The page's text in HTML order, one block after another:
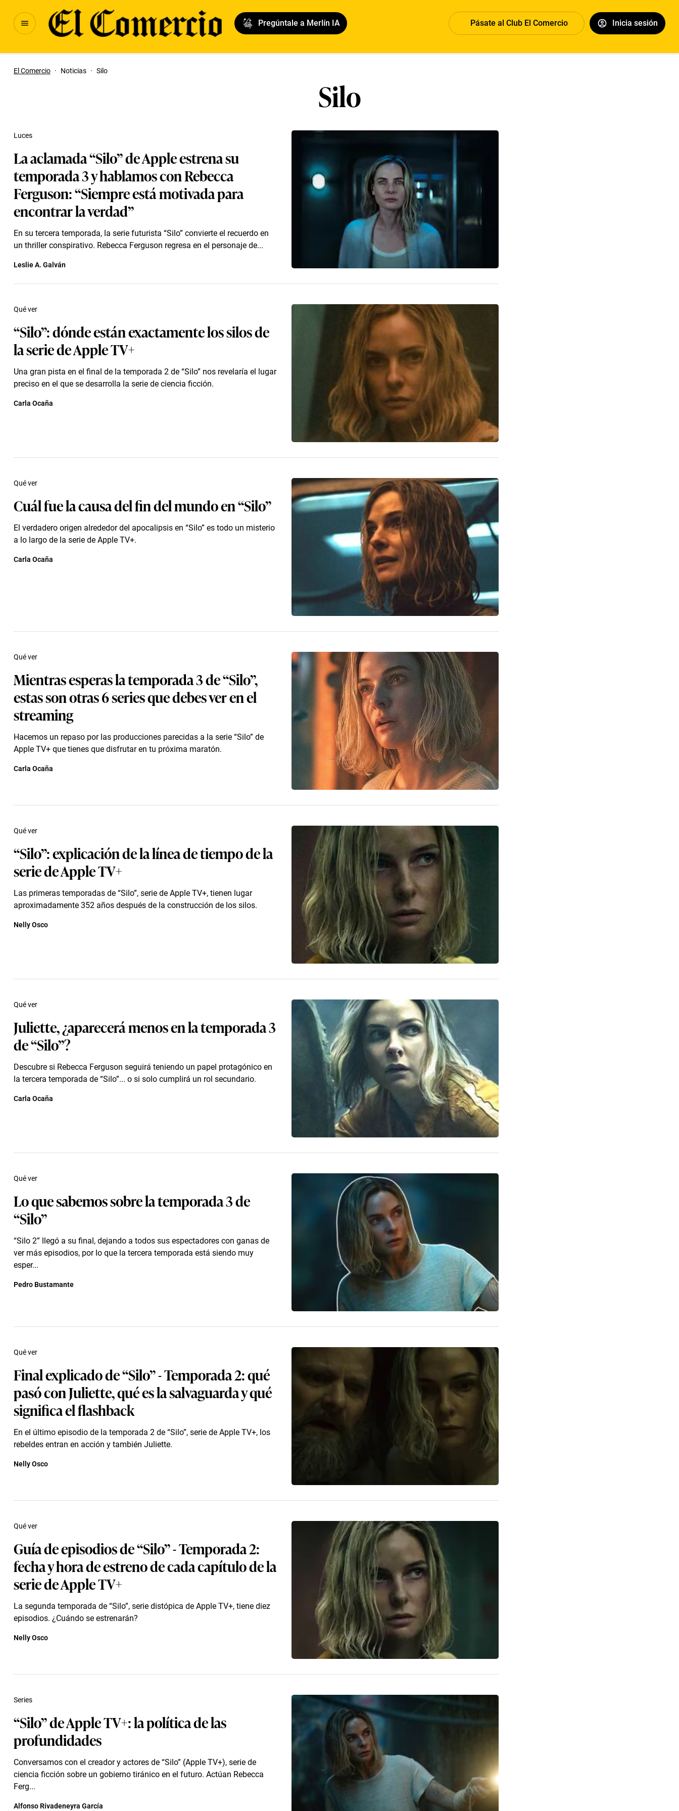
Pregúntale a Merlín IA Pásate al Club El Comercio Inicia sesión
El Comercio · Noticias · Silo
Silo
La aclamada “Silo” de Apple estrena su
temporada 3 y hablamos con Rebecca
Ferguson: “Siempre está motivada para
encontrar la verdad”
En su tercera temporada, la serie futurista “Silo” convierte el recuerdo en
un thriller conspirativo. Rebecca Ferguson regresa en el personaje de...
Luces
Leslie A. Galván
“Silo”: dónde están exactamente los silos de
la serie de Apple TV+
Una gran pista en el final de la temporada 2 de “Silo” nos revelaría el lugar
preciso en el que se desarrolla la serie de ciencia ficción.
Qué ver
Carla Ocaña
Cuál fue la causa del fin del mundo en “Silo”
El verdadero origen alrededor del apocalipsis en “Silo” es todo un misterio
a lo largo de la serie de Apple TV+.
Qué ver
Carla Ocaña
Mientras esperas la temporada 3 de “Silo”,
estas son otras 6 series que debes ver en el
streaming
Hacemos un repaso por las producciones parecidas a la serie “Silo” de
Apple TV+ que tienes que disfrutar en tu próxima maratón.
Qué ver
Carla Ocaña
“Silo”: explicación de la línea de tiempo de la
serie de Apple TV+
Las primeras temporadas de “Silo”, serie de Apple TV+, tienen lugar
aproximadamente 352 años después de la construcción de los silos.
Qué ver
Nelly Osco
Juliette, ¿aparecerá menos en la temporada 3
de “Silo”?
Descubre si Rebecca Ferguson seguirá teniendo un papel protagónico en
la tercera temporada de “Silo”... o si solo cumplirá un rol secundario.
Qué ver
Carla Ocaña
Lo que sabemos sobre la temporada 3 de
“Silo”
“Silo 2” llegó a su final, dejando a todos sus espectadores con ganas de
ver más episodios, por lo que la tercera temporada está siendo muy
esper...
Qué ver
Pedro Bustamante
Final explicado de “Silo” - Temporada 2: qué
pasó con Juliette, qué es la salvaguarda y qué
significa el flashback
En el último episodio de la temporada 2 de “Silo”, serie de Apple TV+, los
rebeldes entran en acción y también Juliette.
Qué ver
Nelly Osco
Guía de episodios de “Silo” - Temporada 2:
fecha y hora de estreno de cada capítulo de la
serie de Apple TV+
La segunda temporada de “Silo”, serie distópica de Apple TV+, tiene diez
episodios. ¿Cuándo se estrenarán?
Qué ver
Nelly Osco
“Silo” de Apple TV+: la política de las
profundidades
Conversamos con el creador y actores de “Silo” (Apple TV+), serie de
ciencia ficción sobre un gobierno tiránico en el futuro. Actúan Rebecca
Ferg...
Series
Alfonso Rivadeneyra García